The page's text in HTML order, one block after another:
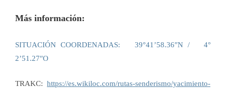
Más información:
SITUACIÓN COORDENADAS: 39°41’58.36″N / 4°
2’51.27″O
TRAKC: https://es.wikiloc.com/rutas-senderismo/yacimiento-